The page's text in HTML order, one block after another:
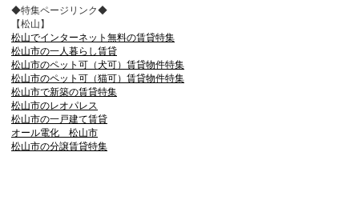
◆特集ページリンク◆
【松山】
松山でインターネット無料の賃貸特集
松山市の一人暮らし賃貸
松山市のペット可（犬可）賃貸物件特集
松山市のペット可（猫可）賃貸物件特集
松山市で新築の賃貸特集
松山市のレオパレス
松山市の一戸建て賃貸
オール電化 松山市
松山市の分譲賃貸特集